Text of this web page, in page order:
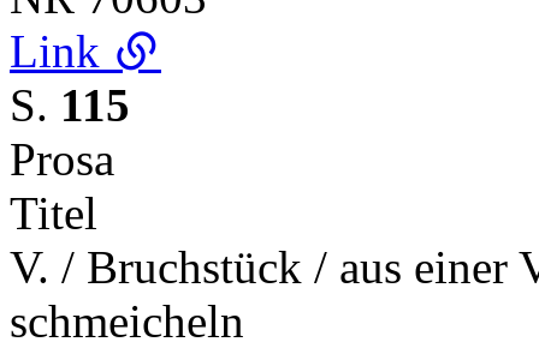
Link
S. 115
Prosa
Titel
V. / Bruchstück / aus einer
schmeicheln